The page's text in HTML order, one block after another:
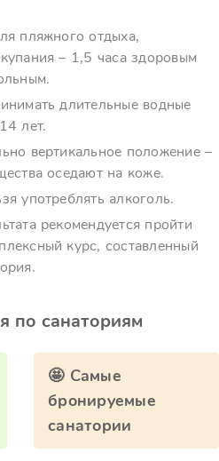
пляжного отдыха,
– 1,5 часа здоровым
длительные водные
лет.
вертикальное положение –
оседают на коже.
употреблять алкоголь.
рекомендуется пройти
курс, составленный
по санаториям
🤩 Самые
бронируемые
санатории